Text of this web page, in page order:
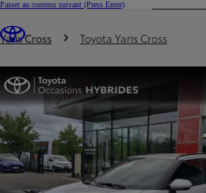
Passer au contenu suivant (Press Enter)
Trouvez un partenaire Toyota
Vous êtes ici
Yaris Cross Toyota Yaris Cross